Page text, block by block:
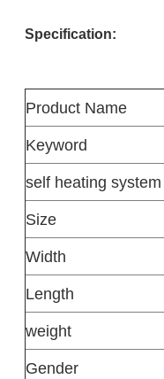
Specification:
Product Name
Keyword
self heating system
Size
Width
Length
weight
Gender